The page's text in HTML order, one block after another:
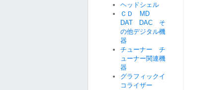
ヘッドシェル
ＣＤ MD
DAT DAC そ
の他デジタル機
器
チューナー チ
ューナー関連機
器
グラフィックイ
コライザー